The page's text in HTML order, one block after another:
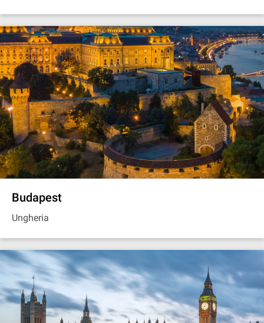
Budapest
Ungheria